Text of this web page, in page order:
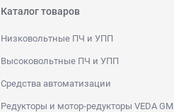
Каталог товаров
Низковольтные ПЧ и УПП
Высоковольтные ПЧ и УПП
Средства автоматизации
Редукторы и мотор-редукторы VEDA GM